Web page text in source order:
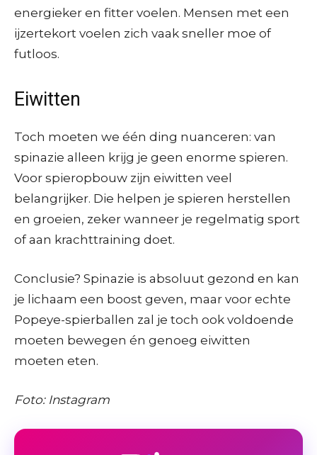
energieker en fitter voelen. Mensen met een
ijzertekort voelen zich vaak sneller moe of
futloos.
Eiwitten
Toch moeten we één ding nuanceren: van
spinazie alleen krijg je geen enorme spieren.
Voor spieropbouw zijn eiwitten veel
belangrijker. Die helpen je spieren herstellen
en groeien, zeker wanneer je regelmatig sport
of aan krachttraining doet.
Conclusie? Spinazie is absoluut gezond en kan
je lichaam een boost geven, maar voor echte
Popeye-spierballen zal je toch ook voldoende
moeten bewegen én genoeg eiwitten
moeten eten.
Foto: Instagram